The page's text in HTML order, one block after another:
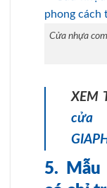
Cửa nhựa
XEM
cửa
5. Mẫu